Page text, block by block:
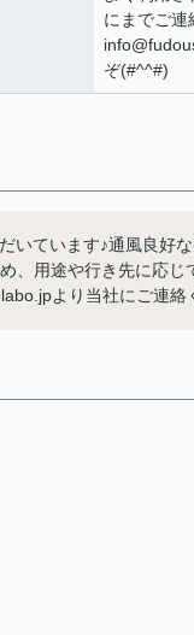
にまでご連
ぞ(#^^#)
いています♪通風良好
、用途や行き先に応じ
より当社にご連絡